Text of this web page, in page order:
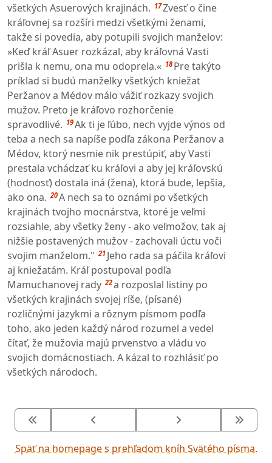
všetkých Asuerových krajinách. 17Zvesť o čine
kráľovnej sa rozšíri medzi všetkými ženami,
takže si povedia, aby potupili svojich manželov:
»Keď kráľ Asuer rozkázal, aby kráľovná Vasti
prišla k nemu, ona mu odoprela.« 18 Pre takýto
príklad si budú manželky všetkých kniežat
Peržanov a Médov málo vážiť rozkazy svojich
mužov. Preto je kráľovo rozhorčenie
spravodlivé. 19Ak ti je ľúbo, nech vyjde výnos od
teba a nech sa napíše podľa zákona Peržanov a
Médov, ktorý nesmie nik prestúpiť, aby Vasti
prestala vchádzať ku kráľovi a aby jej kráľovskú
(hodnosť) dostala iná (žena), ktorá bude, lepšia,
ako ona. 20A nech sa to oznámi po všetkých
krajinách tvojho mocnárstva, ktoré je veľmi
rozsiahle, aby všetky ženy - ako veľmožov, tak aj
nižšie postavených mužov - zachovali úctu voči
svojim manželom." 21 Jeho rada sa páčila kráľovi
aj kniežatám. Kráľ postupoval podľa
Mamuchanovej rady 22a rozposlal listiny po
všetkých krajinách svojej ríše, (písané)
rozličnými jazykmi a rôznym písmom podľa
toho, ako jeden každý národ rozumel a vedel
čítať, že mužovia majú prvenstvo a vládu vo
svojich domácnostiach. A kázal to rozhlásiť po
všetkých národoch.
Späť na homepage s prehľadom kníh Svätého písma.